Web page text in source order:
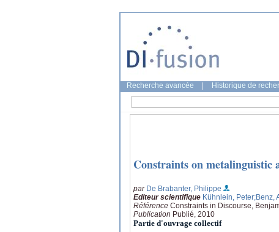
Recherche avancée Historique de
Constraints on metalinguistic
par De Brabanter, Philippe
Editeur scientifique Kühnlein, Peter;Benz,
Référence Constraints in Discourse,
Publication Publié, 2010
Partie d'ouvrage collectif